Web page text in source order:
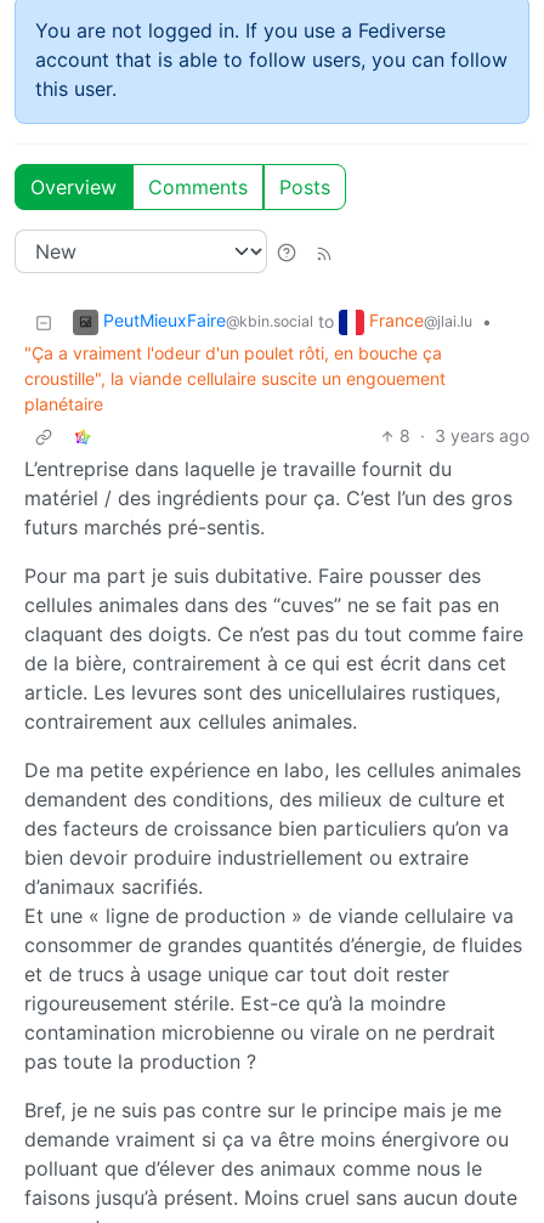
You are not logged in. If you use a Fediverse
account that is able to follow users, you can follow
this user.
Overview Comments Posts
PeutMieuxFaire@kbin.social to France@jlai.lu
•
"Ça a vraiment l'odeur d'un poulet rôti, en bouche ça
croustille", la viande cellulaire suscite un engouement
planétaire
8 · 3 years ago
L’entreprise dans laquelle je travaille fournit du
matériel / des ingrédients pour ça. C’est l’un des gros
futurs marchés pré-sentis.
Pour ma part je suis dubitative. Faire pousser des
cellules animales dans des “cuves” ne se fait pas en
claquant des doigts. Ce n’est pas du tout comme faire
de la bière, contrairement à ce qui est écrit dans cet
article. Les levures sont des unicellulaires rustiques,
contrairement aux cellules animales.
De ma petite expérience en labo, les cellules animales
demandent des conditions, des milieux de culture et
des facteurs de croissance bien particuliers qu’on va
bien devoir produire industriellement ou extraire
d’animaux sacrifiés.
Et une « ligne de production » de viande cellulaire va
consommer de grandes quantités d’énergie, de fluides
et de trucs à usage unique car tout doit rester
rigoureusement stérile. Est-ce qu’à la moindre
contamination microbienne ou virale on ne perdrait
pas toute la production ?
Bref, je ne suis pas contre sur le principe mais je me
demande vraiment si ça va être moins énergivore ou
polluant que d’élever des animaux comme nous le
faisons jusqu’à présent. Moins cruel sans aucun doute